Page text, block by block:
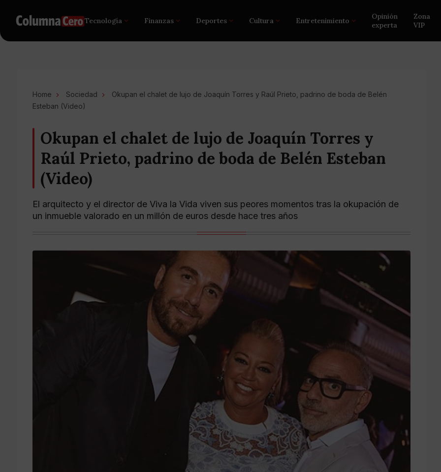
Tecnología Finanzas Deportes Cultura Entretenimiento
Opinión
experta
Zona
VIP
Home Sociedad
Okupan el chalet de lujo de Joaquín Torres y Raúl Prieto, padrino de boda de Belén
Esteban (Video)
Okupan el chalet de lujo de Joaquín Torres y
Raúl Prieto, padrino de boda de Belén Esteban
(Video)
El arquitecto y el director de Viva la Vida viven sus peores momentos tras la okupación de
un inmueble valorado en un millón de euros desde hace tres años